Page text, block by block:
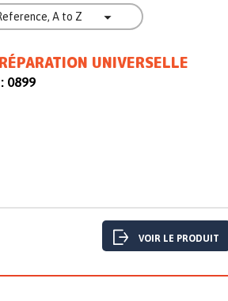
A to Z 
UNIVERSELLE
0899
VOIR LE PRODUIT